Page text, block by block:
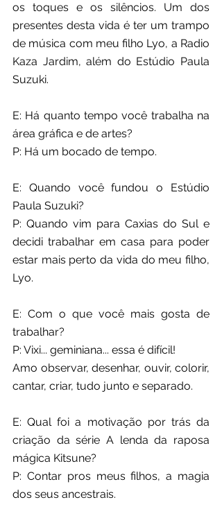
os toques e os silêncios. Um dos
presentes desta vida é ter um trampo
de música com meu filho Lyo, a Radio
Kaza Jardim, além do Estúdio Paula
Suzuki.
E: Há quanto tempo você trabalha na
área gráfica e de artes?
P: Há um bocado de tempo.
E: Quando você fundou o Estúdio
Paula Suzuki?
P: Quando vim para Caxias do Sul e
decidi trabalhar em casa para poder
estar mais perto da vida do meu filho,
Lyo.
E: Com o que você mais gosta de
trabalhar?
P: Vixi... geminiana... essa é difícil!
Amo observar, desenhar, ouvir, colorir,
cantar, criar, tudo junto e separado.
E: Qual foi a motivação por trás da
criação da série A lenda da raposa
mágica Kitsune?
P: Contar pros meus filhos, a magia
dos seus ancestrais.